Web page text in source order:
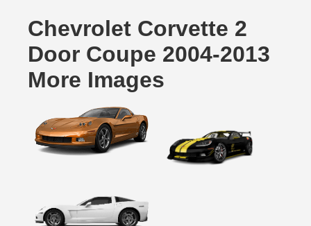
Chevrolet Corvette 2
Door Coupe 2004-2013
More Images